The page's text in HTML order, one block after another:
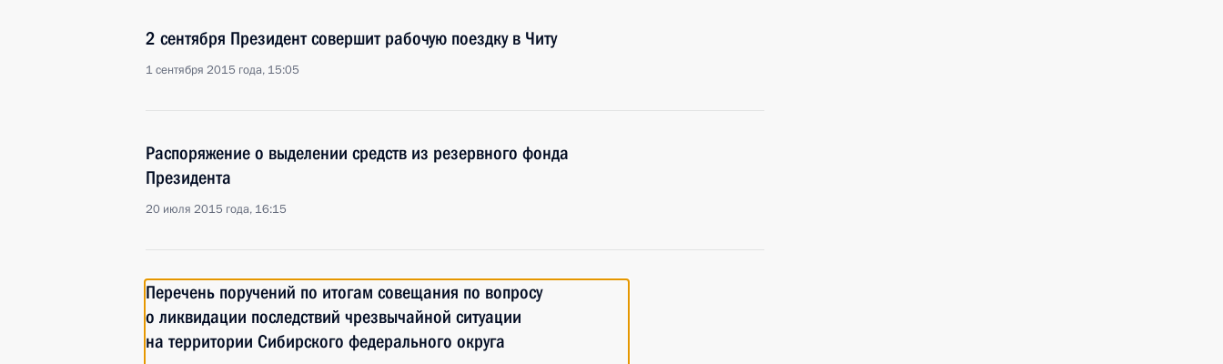
2 сентября Президент совершит рабочую поездку в Читу
1 сентября 2015 года, 15:05
Распоряжение о выделении средств из резервного фонда
Президента
20 июля 2015 года, 16:15
Перечень поручений по итогам совещания по вопросу
о ликвидации последствий чрезвычайной ситуации
на территории Сибирского федерального округа